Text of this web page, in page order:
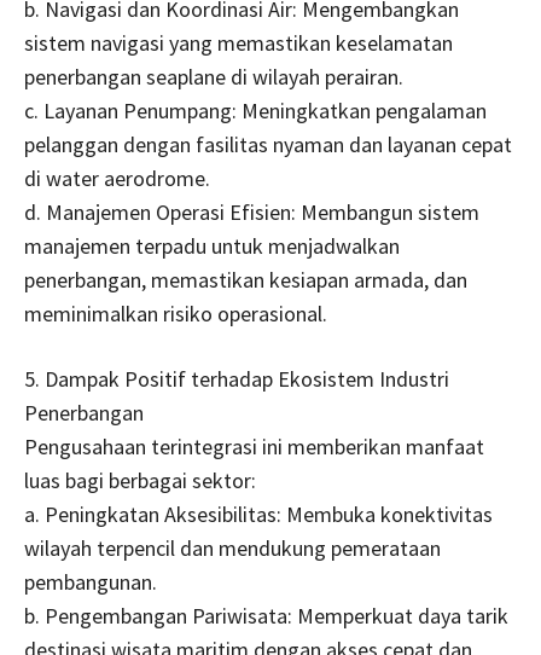
b. Navigasi dan Koordinasi Air: Mengembangkan
sistem navigasi yang memastikan keselamatan
penerbangan seaplane di wilayah perairan.
c. Layanan Penumpang: Meningkatkan pengalaman
pelanggan dengan fasilitas nyaman dan layanan cepat
di water aerodrome.
d. Manajemen Operasi Efisien: Membangun sistem
manajemen terpadu untuk menjadwalkan
penerbangan, memastikan kesiapan armada, dan
meminimalkan risiko operasional.
5. Dampak Positif terhadap Ekosistem Industri
Penerbangan
Pengusahaan terintegrasi ini memberikan manfaat
luas bagi berbagai sektor:
a. Peningkatan Aksesibilitas: Membuka konektivitas
wilayah terpencil dan mendukung pemerataan
pembangunan.
b. Pengembangan Pariwisata: Memperkuat daya tarik
destinasi wisata maritim dengan akses cepat dan